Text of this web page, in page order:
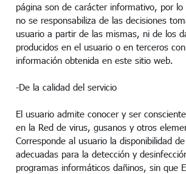
página son de carácter informativo, por lo
no se responsabiliza de las decisiones
usuario a partir de las mismas, ni de los
producidos en el usuario o en terceros
información obtenida en este sitio web.
-De la calidad del servicio
El usuario admite conocer y ser
en la Red de virus, gusanos y otros
Corresponde al usuario la disponibilidad
adecuadas para la detección y
programas informáticos dañinos, sin que